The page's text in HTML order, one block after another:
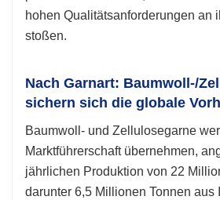
hohen Qualitätsanforderungen an
stoßen.
Nach Garnart: Baumwoll-/
sichern sich die globale
Baumwoll- und Zellulosegarne
Marktführerschaft übernehmen,
jährlichen Produktion von 22
darunter 6,5 Millionen Tonnen aus